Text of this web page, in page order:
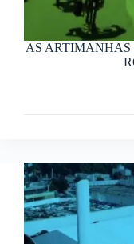
AS ARTIMANHAS